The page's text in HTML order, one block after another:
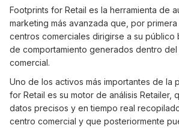
Footprints for Retail es la herramienta de
marketing más avanzada que, por
centros comerciales dirigirse a su público
de comportamiento generados dentro
comercial.
Uno de los activos más importantes de la
for Retail es su motor de análisis Retailer,
datos precisos y en tiempo real
centro comercial y que posteriormente